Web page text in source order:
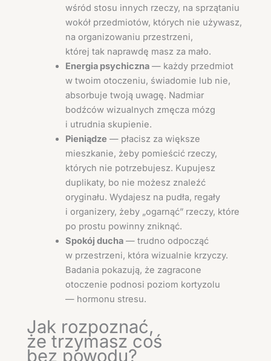
wśród stosu innych rzeczy, na sprzątaniu
wokół przedmiotów, których nie używasz,
na organizowaniu przestrzeni,
której tak naprawdę masz za mało.
Energia psychiczna— każdy przedmiot
w twoim otoczeniu, świadomie lub nie,
absorbuje twoją uwagę. Nadmiar
bodźców wizualnych zmęcza mózg
i utrudnia skupienie.
Pieniądze — płacisz za większe
mieszkanie, żeby pomieścić rzeczy,
których nie potrzebujesz. Kupujesz
duplikaty, bo nie możesz znaleźć
oryginału. Wydajesz na pudła, regały
i organizery, żeby „ogarnąć” rzeczy, które
po prostu powinny zniknąć.
Spokój ducha— trudno odpocząć
w przestrzeni, która wizualnie krzyczy.
Badania pokazują, że zagracone
otoczenie podnosi poziom kortyzolu
— hormonu stresu.
Jak rozpoznać,
że trzymasz coś
bez powodu?